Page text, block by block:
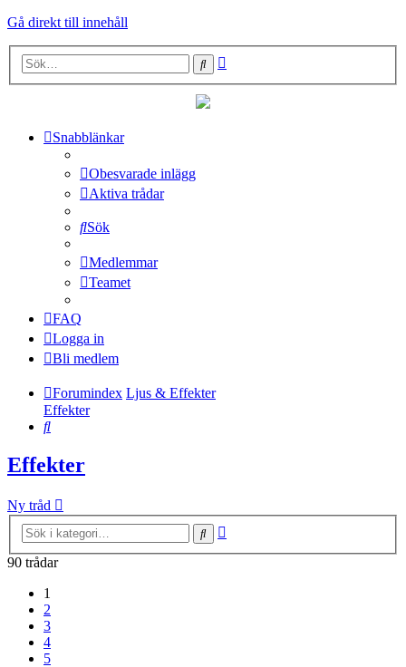
Gå direkt till innehåll
Sök
Snabblänkar
Obesvarade inlägg
Aktiva trådar
Sök
Medlemmar
Teamet
FAQ
Logga in
Bli medlem
Forumindex Ljus & Effekter
Effekter
Sök
Effekter
Ny tråd
Sök
90 trådar
1
2
3
4
5